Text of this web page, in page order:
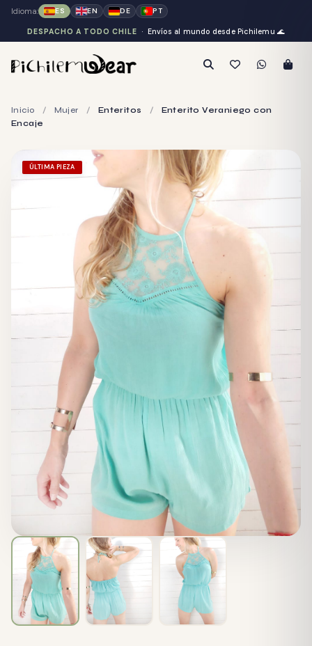
Idioma: ES EN DE PT
DESPACHO A TODO CHILE · Envíos al mundo desde Pichilemu🌊
Inicio / Mujer / Enteritos /
Enterito Veraniego con
Encaje
ÚLTIMA PIEZA